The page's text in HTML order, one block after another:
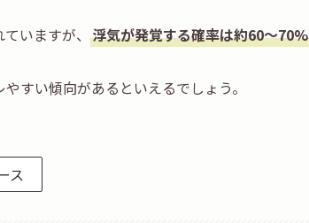
いますが、 浮気が発覚する確率は約60〜70%
すい傾向があるといえるでしょう。
ス